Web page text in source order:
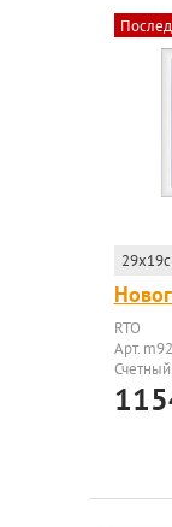
RTO
Арт.